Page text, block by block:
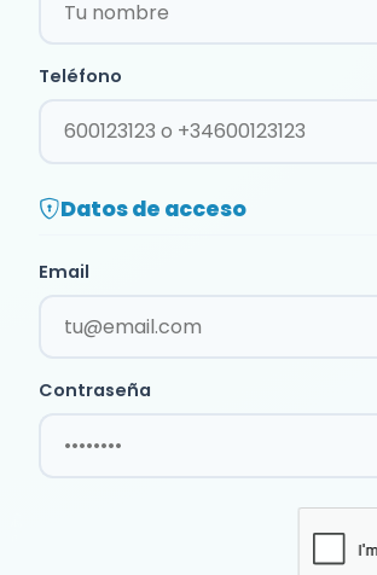
Teléfono
Datos de acceso
Email
Contraseña